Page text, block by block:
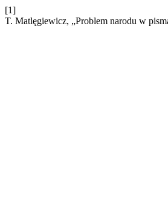
[1]
T. Matlęgiewicz, „Problem narodu w